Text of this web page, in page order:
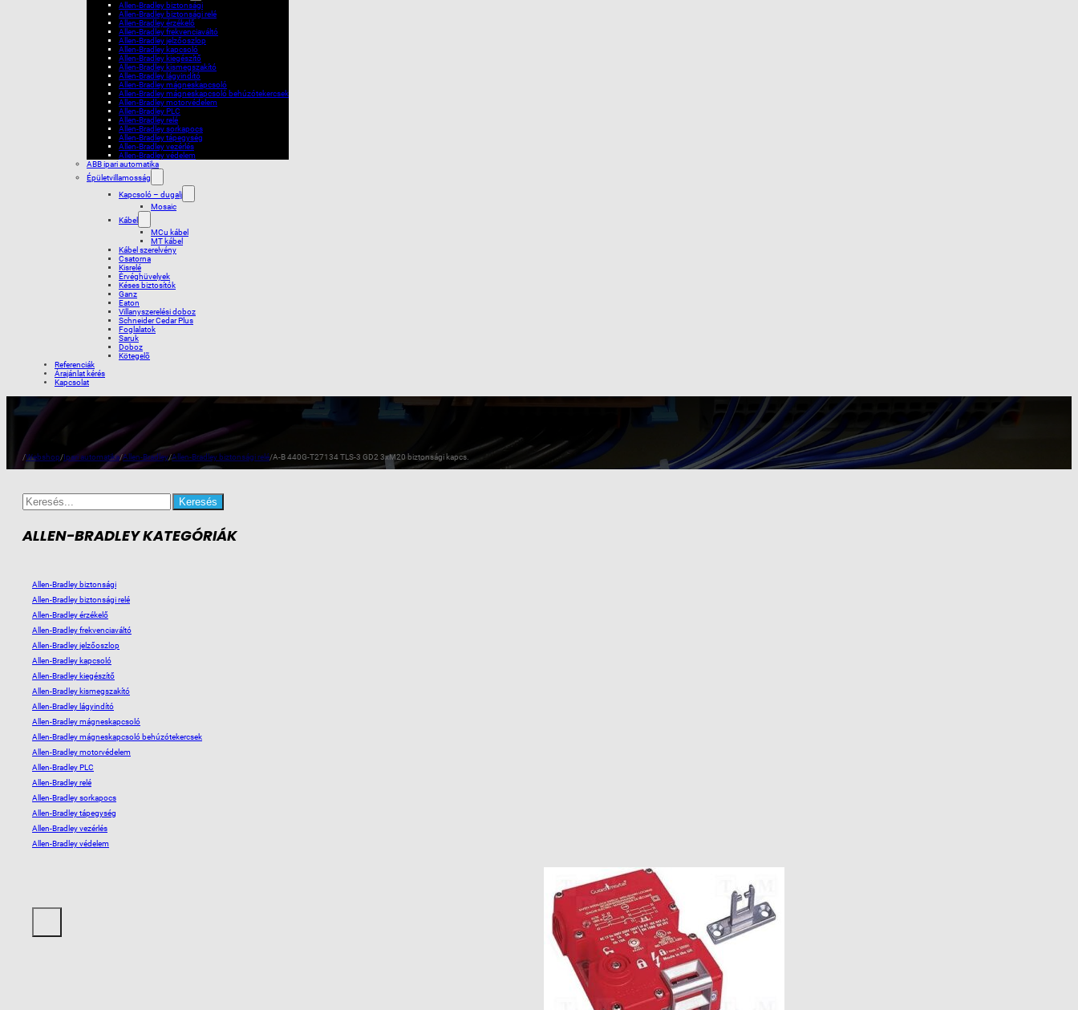
Allen-Bradley biztonsági
Allen-Bradley biztonsági relé
Allen-Bradley érzékelő
Allen-Bradley frekvenciaváltó
Allen-Bradley jelzőoszlop
Allen-Bradley kapcsoló
Allen-Bradley kiegészítő
Allen-Bradley kismegszakító
Allen-Bradley lágyindító
Allen-Bradley mágneskapcsoló
Allen-Bradley mágneskapcsoló behúzótekercsek
Allen-Bradley motorvédelem
Allen-Bradley PLC
Allen-Bradley relé
Allen-Bradley sorkapocs
Allen-Bradley tápegység
Allen-Bradley vezérlés
Allen-Bradley védelem
ABB ipari automatika
Épületvillamosság
Kapcsoló – dugalj
Mosaic
Kábel
MCu kábel
MT kábel
Kábel szerelvény
Csatorna
Kisrelé
Érvéghüvelyek
Késes biztosítók
Ganz
Eaton
Villanyszerelési doboz
Schneider Cedar Plus
Foglalatok
Saruk
Doboz
Kötegelõ
Referenciák
Árajánlat kérés
Kapcsolat
/Webshop/Ipari automatika/Allen-Bradley/Allen-Bradley biztonsági relé/A-B 440G-T27134 TLS-3 GD2 3xM20 biztonsági kapcs.
Search
for:
ALLEN-BRADLEY KATEGÓRIÁK
Allen-Bradley biztonsági
Allen-Bradley biztonsági relé
Allen-Bradley érzékelő
Allen-Bradley frekvenciaváltó
Allen-Bradley jelzőoszlop
Allen-Bradley kapcsoló
Allen-Bradley kiegészítő
Allen-Bradley kismegszakító
Allen-Bradley lágyindító
Allen-Bradley mágneskapcsoló
Allen-Bradley mágneskapcsoló behúzótekercsek
Allen-Bradley motorvédelem
Allen-Bradley PLC
Allen-Bradley relé
Allen-Bradley sorkapocs
Allen-Bradley tápegység
Allen-Bradley vezérlés
Allen-Bradley védelem